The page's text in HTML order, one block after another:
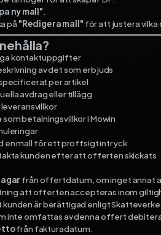
ny mall".
på "Redigera mall" för att justera vilka
kontaktuppgifter
av det som erbjuds
per artikel
avdrag eller tillägg
betalningsvillkor i Mowin
en mall för ett proffsigt intryck
kunden efter att offerten skickats
från offertdatum, om inget annat
att offerten accepteras inom
är berättigad enligt
inte omfattas av denna offert
från fakturadatum.